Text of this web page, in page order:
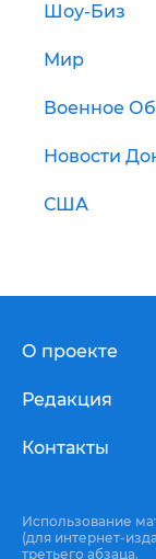
Шоу-Биз
Мир
Военное
Новости
США
О проекте
Редакция
Контакты
Использование
(для интернет-
третьего абзаца.